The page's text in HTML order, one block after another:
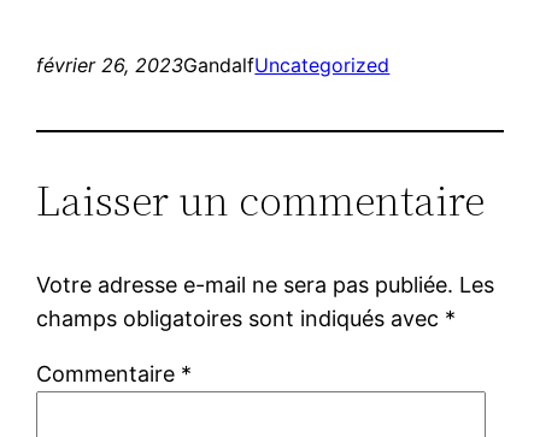
février 26, 2023GandalfUncategorized
Laisser un commentaire
Votre adresse e-mail ne sera pas publiée. Les
champs obligatoires sont indiqués avec *
Commentaire *